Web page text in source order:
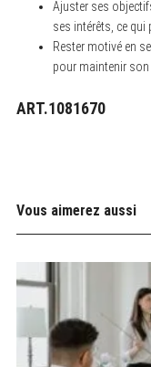
Ajuster ses
ses intérêts, ce qui
Rester motivé en
pour maintenir son
ART.1081670
Vous aimerez aussi